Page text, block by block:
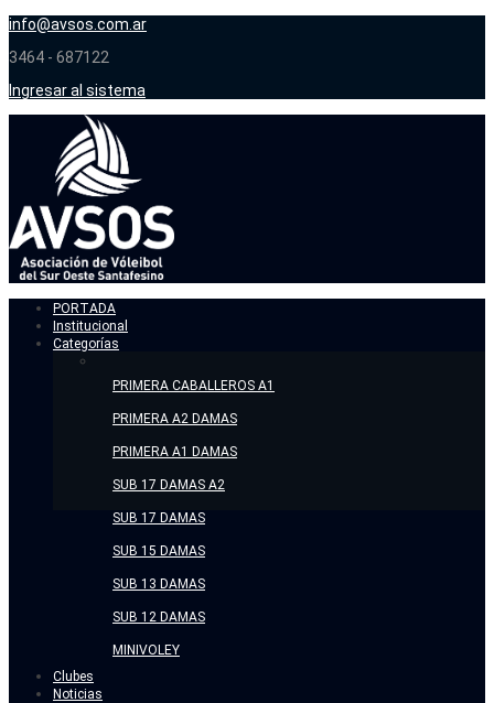
info@avsos.com.ar
3464 - 687122
Ingresar al sistema
PORTADA
Institucional
Categorías
PRIMERA CABALLEROS A1
PRIMERA A2 DAMAS
PRIMERA A1 DAMAS
SUB 17 DAMAS A2
SUB 17 DAMAS
SUB 15 DAMAS
SUB 13 DAMAS
SUB 12 DAMAS
MINIVOLEY
Clubes
Noticias